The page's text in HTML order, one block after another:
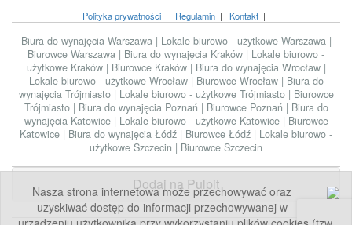
Nasza strona internetowa może przechowywać oraz
uzyskiwać dostęp do informacji przechowywanej w
Polityka prywatności| Regulamin| Kontakt|
Biura do wynajęcia Warszawa | Lokale biurowo - użytkowe Warszawa |
Biurowce Warszawa | Biura do wynajęcia Kraków | Lokale biurowo -
użytkowe Kraków | Biurowce Kraków | Biura do wynajęcia Wrocław |
Lokale biurowo - użytkowe Wrocław | Biurowce Wrocław | Biura do
wynajęcia Trójmiasto | Lokale biurowo - użytkowe Trójmiasto | Biurowce
Trójmiasto | Biura do wynajęcia Poznań | Biurowce Poznań | Biura do
wynajęcia Katowice | Lokale biurowo - użytkowe Katowice | Biurowce
Katowice | Biura do wynajęcia Łódź | Biurowce Łódź | Lokale biurowo -
użytkowe Szczecin | Biurowce Szczecin
Dodaj na Pulpit